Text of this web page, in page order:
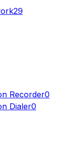
29
Recorder0
Dialer0